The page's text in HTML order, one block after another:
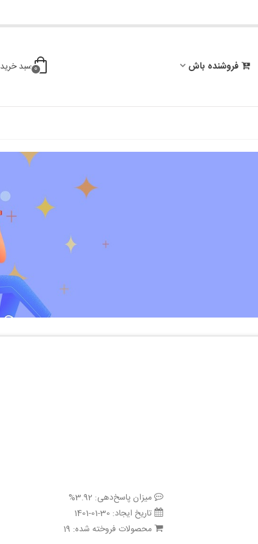
فروشنده باش 0سبد خرید
3.92%
1401-01-30
19